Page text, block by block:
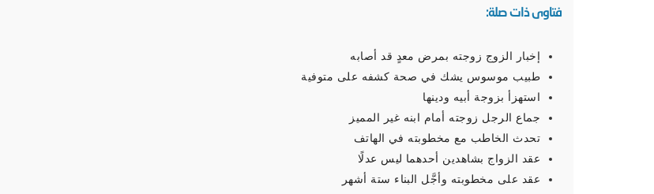
فتاوى ذات صلة:
إخبار الزوج زوجته بمرض معدٍ قد أصابه
طبيب موسوس يشك في صحة كشفه على متوفية
استهزأ بزوجة أبيه ودينها
جماع الرجل زوجته أمام ابنه غير المميز
تحدث الخاطب مع مخطوبته في الهاتف
عقد الزواج بشاهدين أحدهما ليس عدلًا
عقد على مخطوبته وأجَّل البناء ستة أشهر